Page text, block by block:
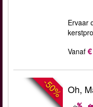
Ervaar
Vanaf
-50% Oh,